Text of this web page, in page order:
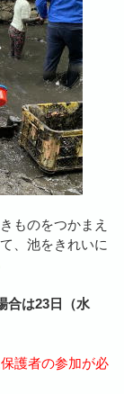
ものをつかまえ
、池をきれいに
合は23日（水
護者の参加が必